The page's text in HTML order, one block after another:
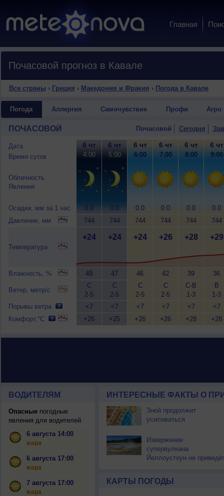
Главная
Почасовой прогноз в Кавале
Все страны › Греция › Македония и Фракия › Погода в Кавале
Погода Аллергия Самочувствие Профи Агро
ПОЧАСОВОЙ Почасовой Сегодня
Дата
Время суток
Облачность
Явления
Осадки, мм за 1 час
Давление, мм
Температура
Влажность, %
Ветер, метр/с
Порывы ветра
Комфорт,°C
6 чт
4:00
0.0
744
+24
49
С
2-5
<7
+26
6 чт
5:00
0.0
744
+24
47
С
2-5
<7
+25
6 чт
6:00
0.0
744
+24
46
С
2-5
<7
+26
6 чт
7:00
0.0
744
+26
42
С
2-5
<7
+26
6 чт
8:00
0.0
744
+28
39
С-В
1-3
<7
+28
6 чт
9:00
0.0
744
+29
36
В
1-3
<7
+28
ВОДИТЕЛЯМ
Опасныепогодные
явления для водителей
6 августа 14:00
жара
6 августа 17:00
жара
7 августа 17:00
жара
ИНТЕРЕСНЫЕ ФАКТЫ О
Зной продолжит
усиливаться
Извержение
супервулкана
Йеллоустоун не
КАРТЫ ПОГОДЫ